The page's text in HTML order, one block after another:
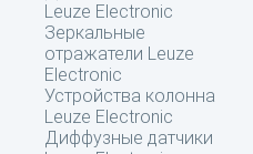
Leuze Electronic
Зеркальные
отражатели Leuze
Electronic
Устройства колонна
Leuze Electronic
Диффузные датчики